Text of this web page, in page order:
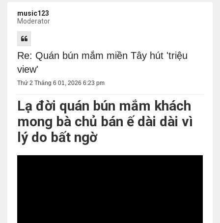
music123
Moderator
Re: Quán bún mắm miền Tây hút 'triệu
view'
Thứ 2 Tháng 6 01, 2026 6:23 pm
Lạ đời quán bún mắm khách
mong bà chủ bán ế dài dài vì
lý do bất ngờ